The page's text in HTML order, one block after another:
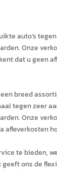
auto’s
Onze
dat u geen
breed
tegen zeer
Onze
afleverkosten
te bieden,
ons de